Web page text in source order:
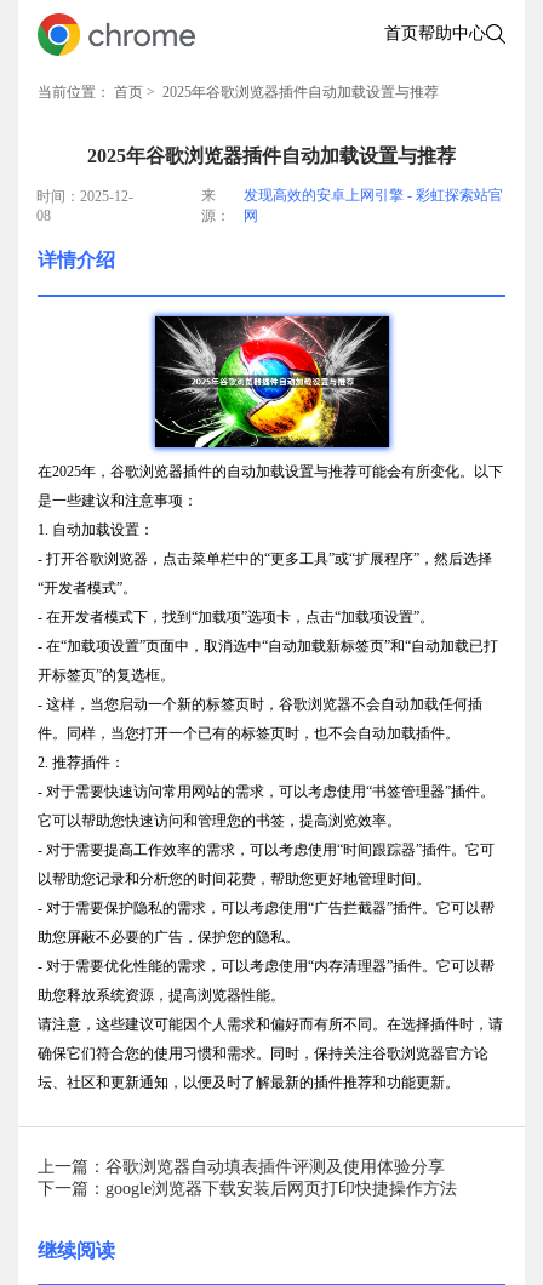
首页帮助中心
当前位置： 首页 > 2025年谷歌浏览器插件自动加载设置与推荐
2025年谷歌浏览器插件自动加载设置与推荐
时间：2025-12-
08
来
源：
发现高效的安卓上网引擎 - 彩虹探索站官
网
详情介绍
在2025年，谷歌浏览器插件的自动加载设置与推荐可能会有所变化。以下
是一些建议和注意事项：
1. 自动加载设置：
- 打开谷歌浏览器，点击菜单栏中的“更多工具”或“扩展程序”，然后选择
“开发者模式”。
- 在开发者模式下，找到“加载项”选项卡，点击“加载项设置”。
- 在“加载项设置”页面中，取消选中“自动加载新标签页”和“自动加载已打
开标签页”的复选框。
- 这样，当您启动一个新的标签页时，谷歌浏览器不会自动加载任何插
件。同样，当您打开一个已有的标签页时，也不会自动加载插件。
2. 推荐插件：
- 对于需要快速访问常用网站的需求，可以考虑使用“书签管理器”插件。
它可以帮助您快速访问和管理您的书签，提高浏览效率。
- 对于需要提高工作效率的需求，可以考虑使用“时间跟踪器”插件。它可
以帮助您记录和分析您的时间花费，帮助您更好地管理时间。
- 对于需要保护隐私的需求，可以考虑使用“广告拦截器”插件。它可以帮
助您屏蔽不必要的广告，保护您的隐私。
- 对于需要优化性能的需求，可以考虑使用“内存清理器”插件。它可以帮
助您释放系统资源，提高浏览器性能。
请注意，这些建议可能因个人需求和偏好而有所不同。在选择插件时，请
确保它们符合您的使用习惯和需求。同时，保持关注谷歌浏览器官方论
坛、社区和更新通知，以便及时了解最新的插件推荐和功能更新。
上一篇：谷歌浏览器自动填表插件评测及使用体验分享
下一篇：google浏览器下载安装后网页打印快捷操作方法
继续阅读